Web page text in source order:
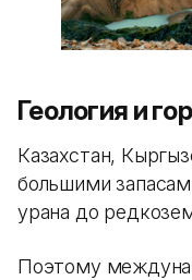
Геология и
Казахстан,
большими
урана до
Поэтому